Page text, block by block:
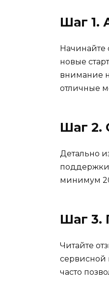
Шаг 1.
Начинайте
новые
внимание
отличные
Шаг 2.
Детально
поддержки
минимум
Шаг 3.
Читайте
сервисной
часто